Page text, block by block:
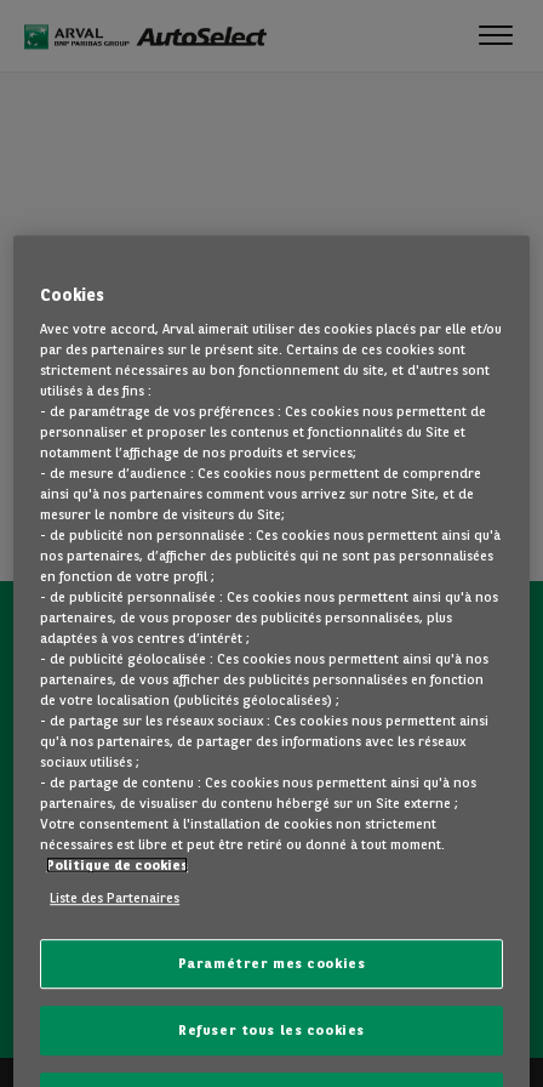
La page que vous recherchez semble introuvable. Dirigez-vous à
nouveau vers la page d'accueil en cliquant ici.
REVENIR À NOTRE PAGE D’ACCUEIL
VOIR TOUS NOS VÉHICULES
CONTACTEZ-NOUS MAINTENANT !
Une question ?
Nous sommes là pour vous.
Vous souhaitez une précision sur un modèle qui vous plait
? Vous hésitez entre deux voitures d'occasion ?
Contactez-nous ! Nous répondrons à vos questions et vous
Cookies
Avec votre accord, Arval aimerait utiliser des cookies placés par elle et/ou
par des partenaires sur le présent site. Certains de ces cookies sont
strictement nécessaires au bon fonctionnement du site, et d'autres sont
utilisés à des fins :
- de paramétrage de vos préférences : Ces cookies nous permettent de
personnaliser et proposer les contenus et fonctionnalités du Site et
notamment l’affichage de nos produits et services;
- de mesure d’audience : Ces cookies nous permettent de comprendre
ainsi qu'à nos partenaires comment vous arrivez sur notre Site, et de
mesurer le nombre de visiteurs du Site;
- de publicité non personnalisée : Ces cookies nous permettent ainsi qu'à
nos partenaires, d’afficher des publicités qui ne sont pas personnalisées
en fonction de votre profil ;
- de publicité personnalisée : Ces cookies nous permettent ainsi qu'à nos
partenaires, de vous proposer des publicités personnalisées, plus
adaptées à vos centres d’intérêt ;
- de publicité géolocalisée : Ces cookies nous permettent ainsi qu'à nos
partenaires, de vous afficher des publicités personnalisées en fonction
de votre localisation (publicités géolocalisées) ;
- de partage sur les réseaux sociaux : Ces cookies nous permettent ainsi
qu'à nos partenaires, de partager des informations avec les réseaux
sociaux utilisés ;
- de partage de contenu : Ces cookies nous permettent ainsi qu'à nos
partenaires, de visualiser du contenu hébergé sur un Site externe ;
Votre consentement à l'installation de cookies non strictement
nécessaires est libre et peut être retiré ou donné à tout moment.
Politique de cookies
Liste des Partenaires
Paramétrer mes cookies
Refuser tous les cookies